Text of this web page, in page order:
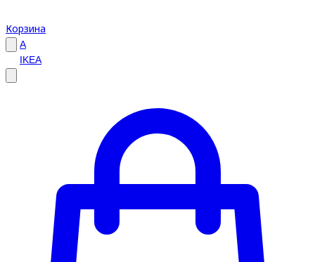
Корзина
A
IKEA